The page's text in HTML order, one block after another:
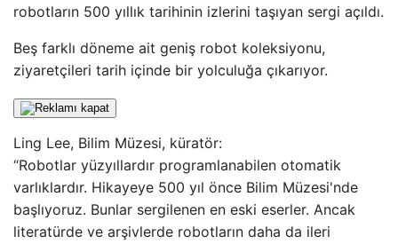
robotların 500 yıllık tarihinin izlerini taşıyan sergi açıldı.
Beş farklı döneme ait geniş robot koleksiyonu,
ziyaretçileri tarih içinde bir yolculuğa çıkarıyor.
Ling Lee, Bilim Müzesi, küratör:
“Robotlar yüzyıllardır programlanabilen otomatik
varlıklardır. Hikayeye 500 yıl önce Bilim Müzesi'nde
başlıyoruz. Bunlar sergilenen en eski eserler. Ancak
literatürde ve arşivlerde robotların daha da ileri